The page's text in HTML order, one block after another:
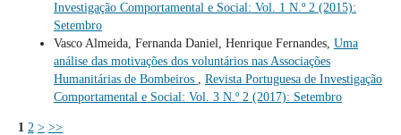
Investigação Comportamental e Social: Vol. 1 N.º 2 (2015):
Setembro
Vasco Almeida, Fernanda Daniel, Henrique Fernandes, Uma
análise das motivações dos voluntários nas Associações
Humanitárias de Bombeiros , Revista Portuguesa de Investigação
Comportamental e Social: Vol. 3 N.º 2 (2017): Setembro
1 2 > >>